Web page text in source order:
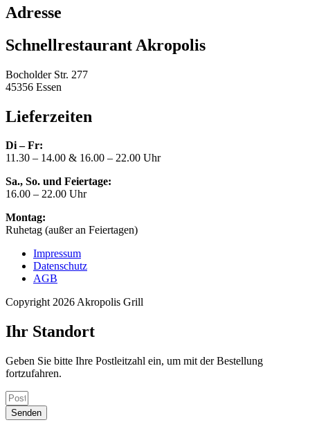
Adresse
Schnellrestaurant Akropolis
Bocholder Str. 277
45356 Essen
Lieferzeiten
Di – Fr:
11.30 – 14.00 & 16.00 – 22.00 Uhr
Sa., So. und Feiertage:
16.00 – 22.00 Uhr
Montag:
Ruhetag (außer an Feiertagen)
Impressum
Datenschutz
AGB
Copyright 2026 Akropolis Grill
Ihr Standort
Geben Sie bitte Ihre Postleitzahl ein, um mit der Bestellung
fortzufahren.
Senden